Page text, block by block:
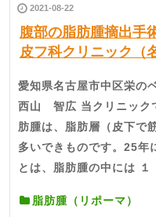
2021-08-22
腹部の脂肪腫摘出手
皮フ科クリニック（
愛知県名古屋市中区栄の
西山 智広 当クリニック
肪腫は、脂肪層（皮下で
多いできものです。25年
とは、脂肪腫の中には １
脂肪腫（リポーマ）